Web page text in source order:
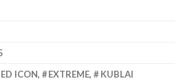
ICON, EXTREME,
KUBLAI